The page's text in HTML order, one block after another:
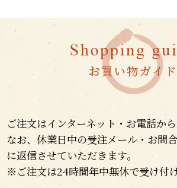
ご注文はインターネット・お電話か
なお、休業日中の受注メール・お問
に返信させていただきます。
※ご注文は24時間年中無休で受け付け